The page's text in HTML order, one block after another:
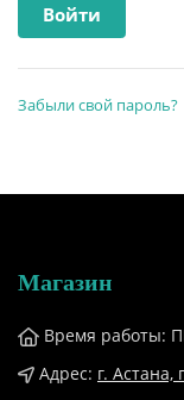
Забыли свой пароль?
Магазин
Время работы:
Адрес: г.